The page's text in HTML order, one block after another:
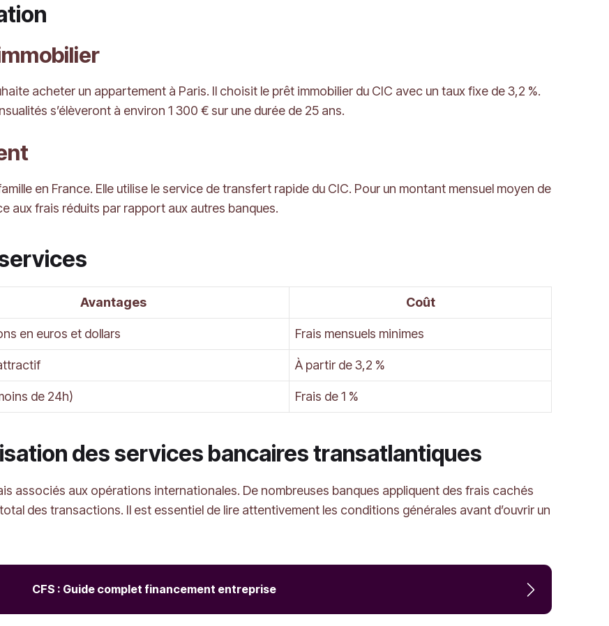
acheter un appartement à Paris. Il choisit le prêt immobilier du CIC avec un taux fixe de 3,2 %.
s’élèveront à environ 1 300 € sur une durée de 25 ans.
en France. Elle utilise le service de transfert rapide du CIC. Pour un montant mensuel moyen de
aux frais réduits par rapport aux autres banques.
Avantages Coût
en euros et dollars Frais mensuels minimes
À partir de 3,2 %
de 24h) Frais de 1 %
des services bancaires transatlantiques
associés aux opérations internationales. De nombreuses banques appliquent des frais cachés
des transactions. Il est essentiel de lire attentivement les conditions générales avant d’ouvrir un
CFS : Guide complet financement entreprise